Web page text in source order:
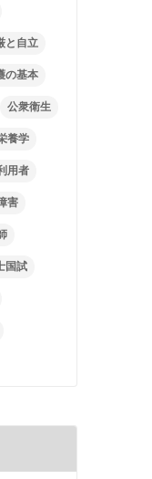
と自立
の基本
公衆衛生
養学
用者
害
国試